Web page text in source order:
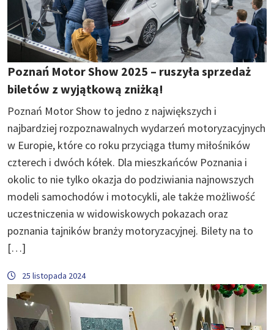
Poznań Motor Show 2025 – ruszyła sprzedaż
biletów z wyjątkową zniżką!
Poznań Motor Show to jedno z największych i
najbardziej rozpoznawalnych wydarzeń motoryzacyjnych
w Europie, które co roku przyciąga tłumy miłośników
czterech i dwóch kółek. Dla mieszkańców Poznania i
okolic to nie tylko okazja do podziwiania najnowszych
modeli samochodów i motocykli, ale także możliwość
uczestniczenia w widowiskowych pokazach oraz
poznania tajników branży motoryzacyjnej. Bilety na to
[…]
25 listopada 2024